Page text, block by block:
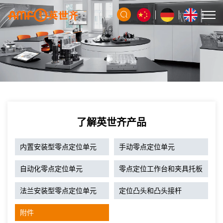
了解英世齐产品
内置安装型零点定位单元 手动零点定位单元
自动化零点定位单元 零点定位工作台和夹具托板
法兰安装型零点定位单元 定位凸头和凸头接杆
附件